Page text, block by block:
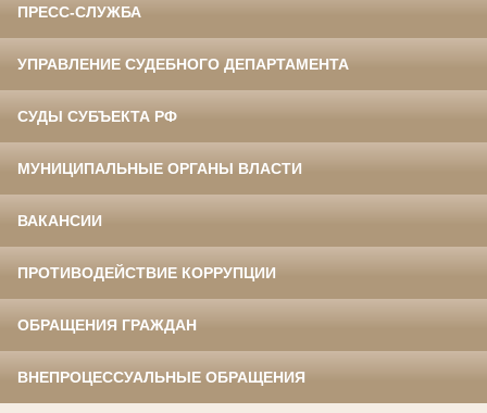
ПРЕСС-СЛУЖБА
УПРАВЛЕНИЕ СУДЕБНОГО ДЕПАРТАМЕНТА
СУДЫ СУБЪЕКТА РФ
МУНИЦИПАЛЬНЫЕ ОРГАНЫ ВЛАСТИ
ВАКАНСИИ
ПРОТИВОДЕЙСТВИЕ КОРРУПЦИИ
ОБРАЩЕНИЯ ГРАЖДАН
ВНЕПРОЦЕССУАЛЬНЫЕ ОБРАЩЕНИЯ